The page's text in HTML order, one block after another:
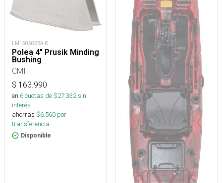
LM150502BA-R
Polea 4" Prusik Minding
Bushing
CMI
$ 163.990
en 6cuotas de $27.332sin
interés
ahorras $6.560 por
transferencia.
Disponible